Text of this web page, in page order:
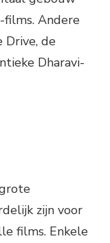
films. Andere
Drive, de
Dharavi-
zijn voor
films. Enkele